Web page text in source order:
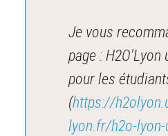
Je vous
page : H2O'Lyon
pour les
(https://
lyon.fr/h2o-